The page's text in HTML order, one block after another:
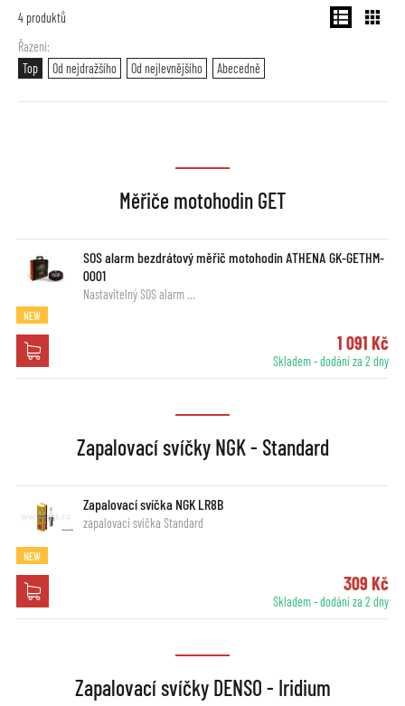
4 produktů
Řazení
Top
Od nejdražšího Od nejlevnějšího Abecedně
Měřiče motohodin GET
SOS alarm bezdrátový měřič motohodin ATHENA GK-GETHM-
0001
Nastavitelný SOS alarm …
NEW
1 091 Kč
Skladem - dodání za 2 dny
Zapalovací svíčky NGK - Standard
Zapalovací svíčka NGK LR8B
zapalovací svíčka Standard
NEW
309 Kč
Skladem - dodání za 2 dny
Zapalovací svíčky DENSO - Iridium